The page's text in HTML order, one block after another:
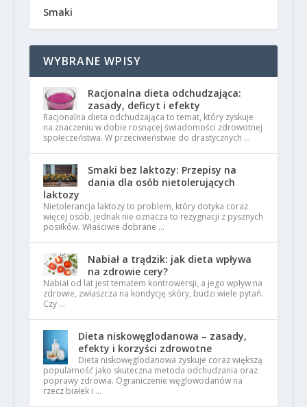
Smaki
WYBRANE WPISY
Racjonalna dieta odchudzająca:
zasady, deficyt i efekty
Racjonalna dieta odchudzająca to temat, który zyskuje
na znaczeniu w dobie rosnącej świadomości zdrowotnej
społeczeństwa. W przeciwieństwie do drastycznych …
Smaki bez laktozy: Przepisy na
dania dla osób nietolerujących
laktozy
Nietolerancja laktozy to problem, który dotyka coraz
więcej osób, jednak nie oznacza to rezygnacji z pysznych
posiłków. Właściwie dobrane …
Nabiał a trądzik: jak dieta wpływa
na zdrowie cery?
Nabiał od lat jest tematem kontrowersji, a jego wpływ na
zdrowie, zwłaszcza na kondycję skóry, budzi wiele pytań.
Czy …
Dieta niskowęglodanowa – zasady,
efekty i korzyści zdrowotne
Dieta niskowęglodanowa zyskuje coraz większą
popularność jako skuteczna metoda odchudzania oraz
poprawy zdrowia. Ograniczenie węglowodanów na
rzecz białek i …